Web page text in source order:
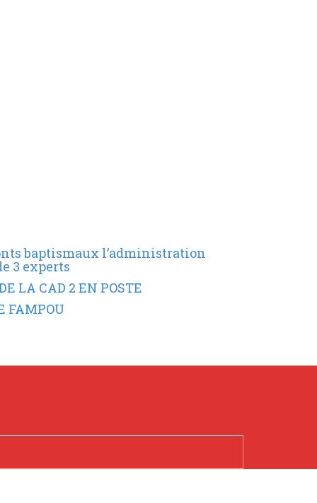
baptismaux l’administration
3 experts
LA CAD 2 EN POSTE
FAMPOU